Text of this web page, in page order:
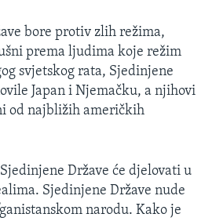
bore protiv zlih režima,
prema ljudima koje režim
svjetskog rata, Sjedinjene
Japan i Njemačku, a njihovi
od najbližih američkih
Države će djelovati u
Sjedinjene Države nude
narodu. Kako je